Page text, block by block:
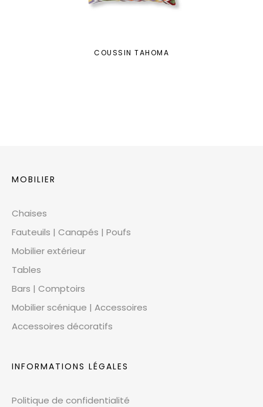
COUSSIN TAHOMA
MOBILIER
Chaises
Fauteuils | Canapés | Poufs
Mobilier extérieur
Tables
Bars | Comptoirs
Mobilier scénique | Accessoires
Accessoires décoratifs
INFORMATIONS LÉGALES
Politique de confidentialité